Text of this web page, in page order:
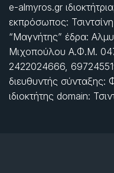
e-almyros.gr
εκπρόσωπος: Τσιντσίνη
“Μαγνήτης” έδρα:
Μιχοπούλου Α.Φ.Μ.
2422024666,
διευθυντής σύνταξης:
ιδιοκτήτης domain: